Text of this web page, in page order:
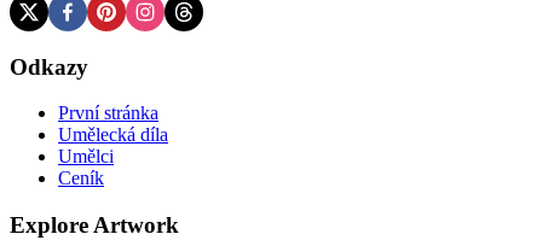
Odkazy
První stránka
Umělecká díla
Umělci
Ceník
Explore Artwork